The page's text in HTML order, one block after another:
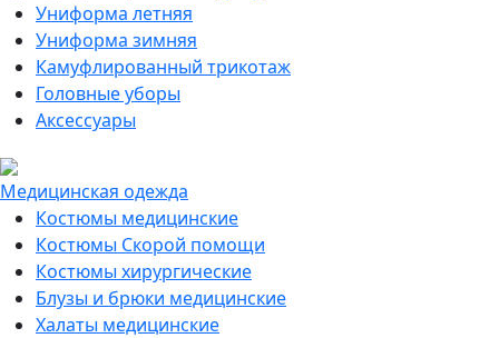
Униформа летняя
Униформа зимняя
Камуфлированный трикотаж
Головные уборы
Аксессуары
Медицинская одежда
Костюмы медицинские
Костюмы Скорой помощи
Костюмы хирургические
Блузы и брюки медицинские
Халаты медицинские